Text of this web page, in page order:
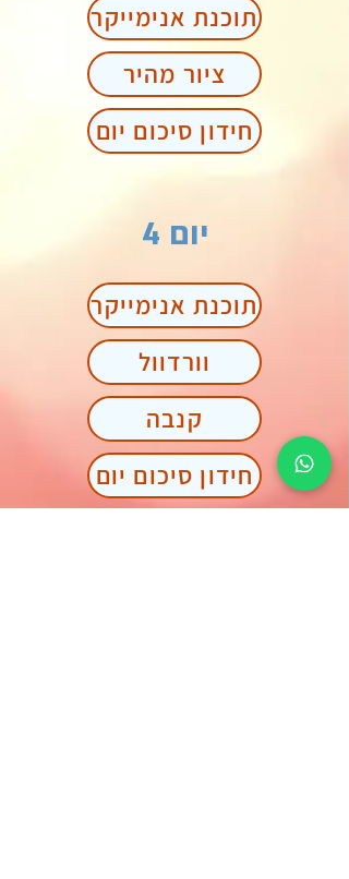
תוכנת אנימייקר
ציור מהיר
חידון סיכום יום
יום 4
תוכנת אנימייקר
וורדוול
קנבה
חידון סיכום יום